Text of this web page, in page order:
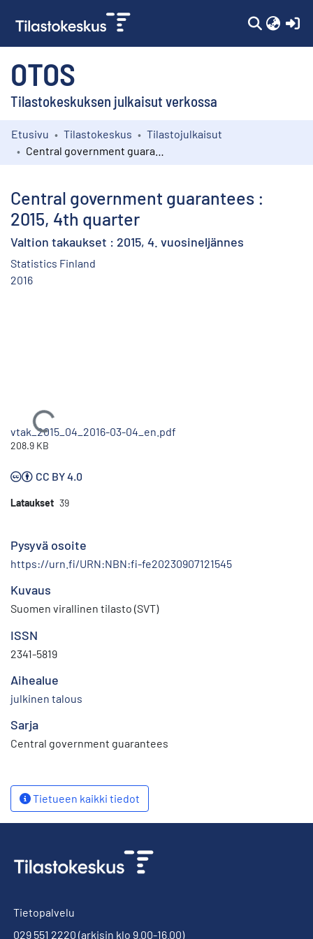
OTOS
Tilastokeskuksen julkaisut verkossa
Kokoelmat
Etusivu Tilastokeskus
Tilastojulkaisut
Central government guarantees :
2015, 4th quarter
Valtion takaukset : 2015, 4. vuosineljännes
Statistics Finland
2016
Ladataan...
vtak_2015_04_2016-03-04_en.pdf
208.9 KB
CC BY 4.0
Lataukset 39
Pysyvä osoite
https://urn.fi/URN:NBN:fi-fe20230907121545
Kuvaus
Suomen virallinen tilasto (SVT)
ISSN
2341-5819
Aihealue
julkinen talous
Sarja
Central government guarantees
Tietueen kaikki tiedot
Tietopalvelu
029 551 2220 (arkisin klo 9.00-16.00)